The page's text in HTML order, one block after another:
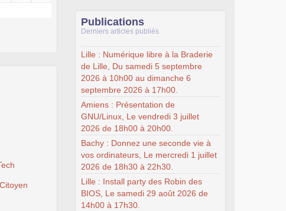
Publications
Derniers articles publiés
Lille : Numérique libre à la Braderie
de Lille, Du samedi 5 septembre
2026 à 10h00 au dimanche 6
septembre 2026 à 17h00.
Amiens : Présentation de
GNU/Linux, Le vendredi 3 juillet
2026 de 18h00 à 20h00.
Bachy : Donnez une seconde vie à
vos ordinateurs, Le mercredi 1 juillet
2026 de 18h30 à 22h30.
Lille : Install party des Robin des
BIOS, Le samedi 29 août 2026 de
14h00 à 17h30.